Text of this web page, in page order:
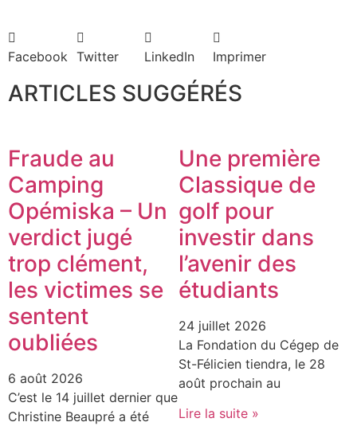
Facebook Twitter LinkedIn Imprimer
ARTICLES SUGGÉRÉS
Fraude au
Camping
Opémiska – Un
verdict jugé
trop clément,
les victimes se
sentent
oubliées
6 août 2026
C’est le 14 juillet dernier que
Christine Beaupré a été
Une première
Classique de
golf pour
investir dans
l’avenir des
étudiants
24 juillet 2026
La Fondation du Cégep de
St-Félicien tiendra, le 28
août prochain au
Lire la suite »